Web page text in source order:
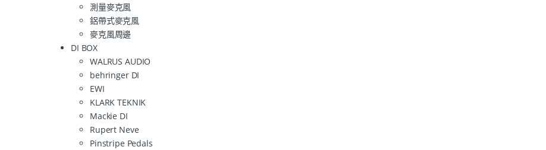
測量麥克風
鋁帶式麥克風
麥克風周邊
DI BOX
WALRUS AUDIO
behringer DI
EWI
KLARK TEKNIK
Mackie DI
Rupert Neve
Pinstripe Pedals